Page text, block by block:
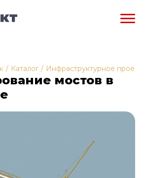
/ Каталог / Инфраструктурное
мостов в